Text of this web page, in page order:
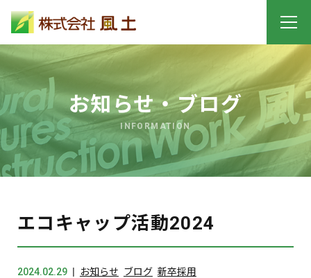
お知らせ・ブログ
INFORMATION
エコキャップ活動2024
2024.02.29 お知らせ ブログ 新卒採用